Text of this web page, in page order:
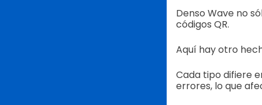
Denso Wave no
códigos QR.
Aquí hay otro
Cada tipo difiere
errores, lo que